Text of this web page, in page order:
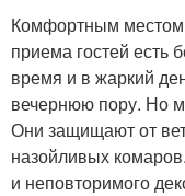
Комфортным местом
приема гостей есть
время и в жаркий
вечернюю пору. Но
Они защищают от
назойливых
и неповторимого